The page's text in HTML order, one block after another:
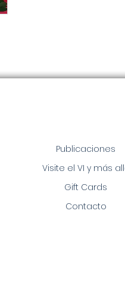
Publicaciones
Visite el VI y más
Gift Cards
Contacto